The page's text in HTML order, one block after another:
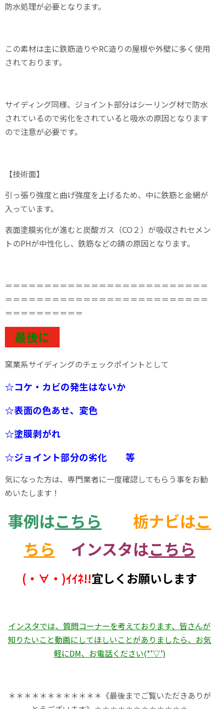
防水処理が必要となります。
この素材は主に鉄筋造りやRC造りの屋根や外壁に多く使用
されております。
サイディング同様、ジョイント部分はシーリング材で防水
されているので劣化をされていると吸水の原因となります
ので注意が必要です。
【技術面】
引っ張り強度と曲げ強度を上げるため、中に鉄筋と金網が
入っています。
表面塗膜劣化が進むと炭酸ガス（CO ２）が吸収されセメン
トのPHが中性化し、鉄筋などの錆の原因となります。
＝＝＝＝＝＝＝＝＝＝＝＝＝＝＝＝＝＝＝＝＝＝＝＝＝＝
＝＝＝＝＝＝＝＝＝＝＝＝＝＝＝＝＝＝＝＝＝＝＝＝＝＝
＝＝＝＝＝＝＝＝＝＝
最後に
窯業系サイディングのチェックポイントとして
☆コケ・カビの発生はないか
☆表面の色あせ、変色
☆塗膜剥がれ
☆ジョイント部分の劣化 等
気になった方は、専門業者に一度確認してもらう事をお勧
めいたします！
事例はこちら 栃ナビはこ
ちら
インスタはこちら
(・∀・)ｲｲﾈ!!宜しくお願いします
インスタでは、質問コーナーを考えております、皆さんが
知りたいこと動画にしてほしいことがありましたら、お気
軽にDM、お電話ください(*’▽’)
＊＊＊＊＊＊＊＊＊＊＊＊《最後までご覧いただきありが